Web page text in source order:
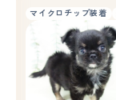
マイクロチップ装着